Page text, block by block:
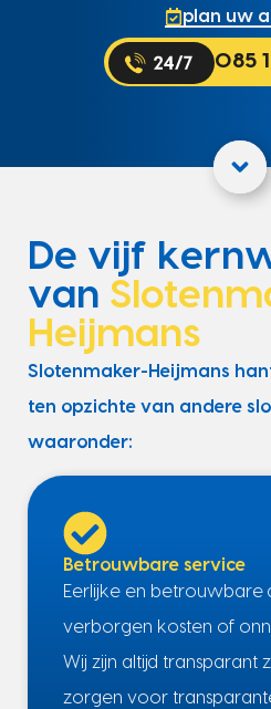
plan uw
085
De vijf
van
Heijmans
Slotenmaker-Heijmans
ten opzichte van andere
waaronder:
Betrouwbare service
Eerlijke en betrouwbare
verborgen kosten of
Wij zijn altijd transparant
zorgen voor